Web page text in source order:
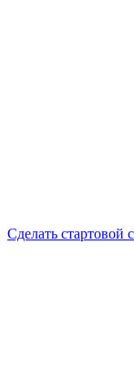
Сделать стартовой